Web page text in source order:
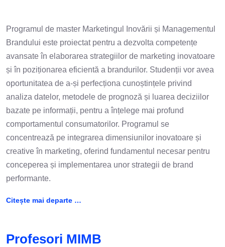
Programul de master Marketingul Inovării și Managementul
Brandului este proiectat pentru a dezvolta competențe
avansate în elaborarea strategiilor de marketing inovatoare
și în poziționarea eficientă a brandurilor. Studenții vor avea
oportunitatea de a-și perfecționa cunoștințele privind
analiza datelor, metodele de prognoză și luarea deciziilor
bazate pe informații, pentru a înțelege mai profund
comportamentul consumatorilor. Programul se
concentrează pe integrarea dimensiunilor inovatoare și
creative în marketing, oferind fundamentul necesar pentru
conceperea și implementarea unor strategii de brand
performante.
Citește mai departe …
Profesori MIMB